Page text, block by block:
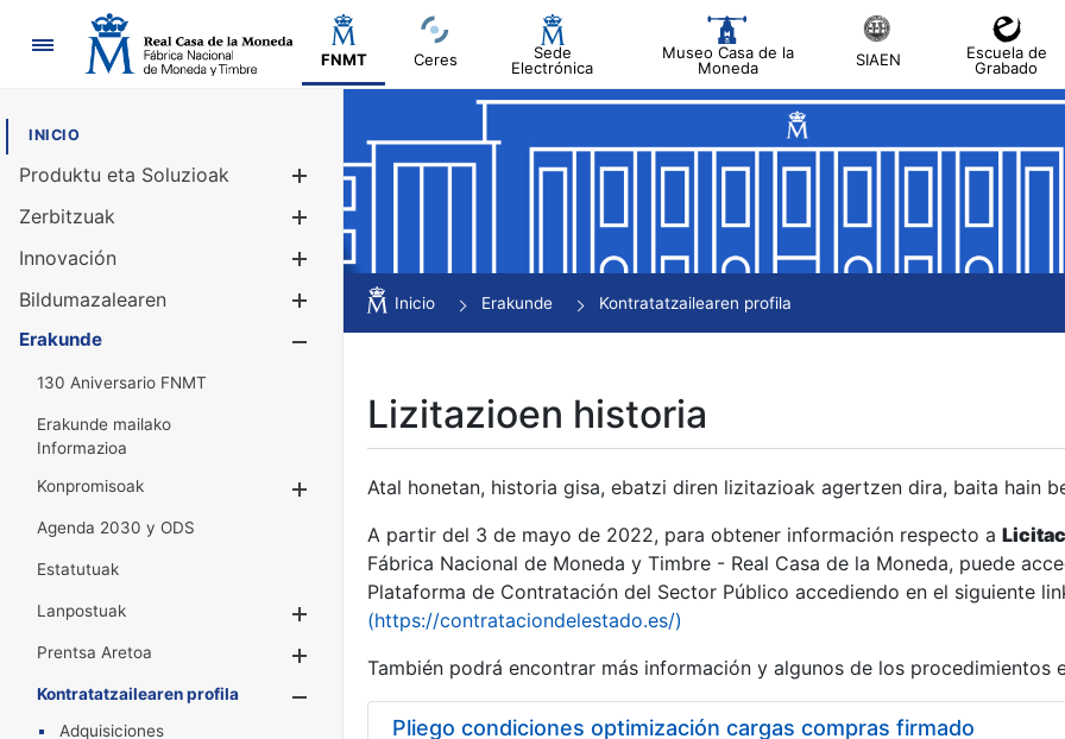
Nabigazioa
FNMT Ceres
Sede
Electrónica
Museo Casa de la
Moneda
SIAEN
Escuela de
Grabado
INICIO
Produktu eta Soluzioak
Erakutsi/Ezkutatu
Zerbitzuak
Innovación
Bildumazalearen
Erakutsi/Ezkutatu
Erakunde
130 Aniversario FNMT
Erakunde mailako
Informazioa
Konpromisoak
Erakutsi/Ezkutatu
Agenda 2030 y ODS
Estatutuak
Lanpostuak
Erakutsi/Ezkutatu
Prentsa Aretoa
Erakutsi/Ezkutatu
Kontratatzailearen profila
Erakutsi/Ezkutatu
Adquisiciones
Inicio Erakunde Kontratatzailearen profila
Lizitazioen historia
Atal honetan, historia gisa, ebatzi diren lizitazioak agertzen dira, baita hain
A partir del 3 de mayo de 2022, para obtener información respecto a
Fábrica Nacional de Moneda y Timbre - Real Casa de la Moneda, puede
Plataforma de Contratación del Sector Público accediendo en el siguiente
(https://contrataciondelestado.es/)
También podrá encontrar más información y algunos de los procedimientos
Pliego condiciones optimización cargas compras firmado